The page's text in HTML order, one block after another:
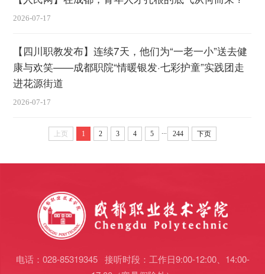
2026-07-17
【四川职教发布】连续7天，他们为“一老一小”送去健
康与欢笑——成都职院“情暖银发·七彩护童”实践团走
进花源街道
2026-07-17
上页 1 2 3 4 5 ... 244 下页
电话：028-85319345 接听时段：工作日9:00-12:00、14:00-